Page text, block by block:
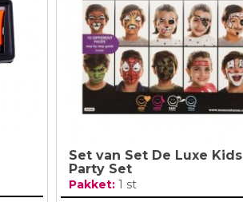
Set van Set De Luxe Kids
Party Set
Pakket: 1 st